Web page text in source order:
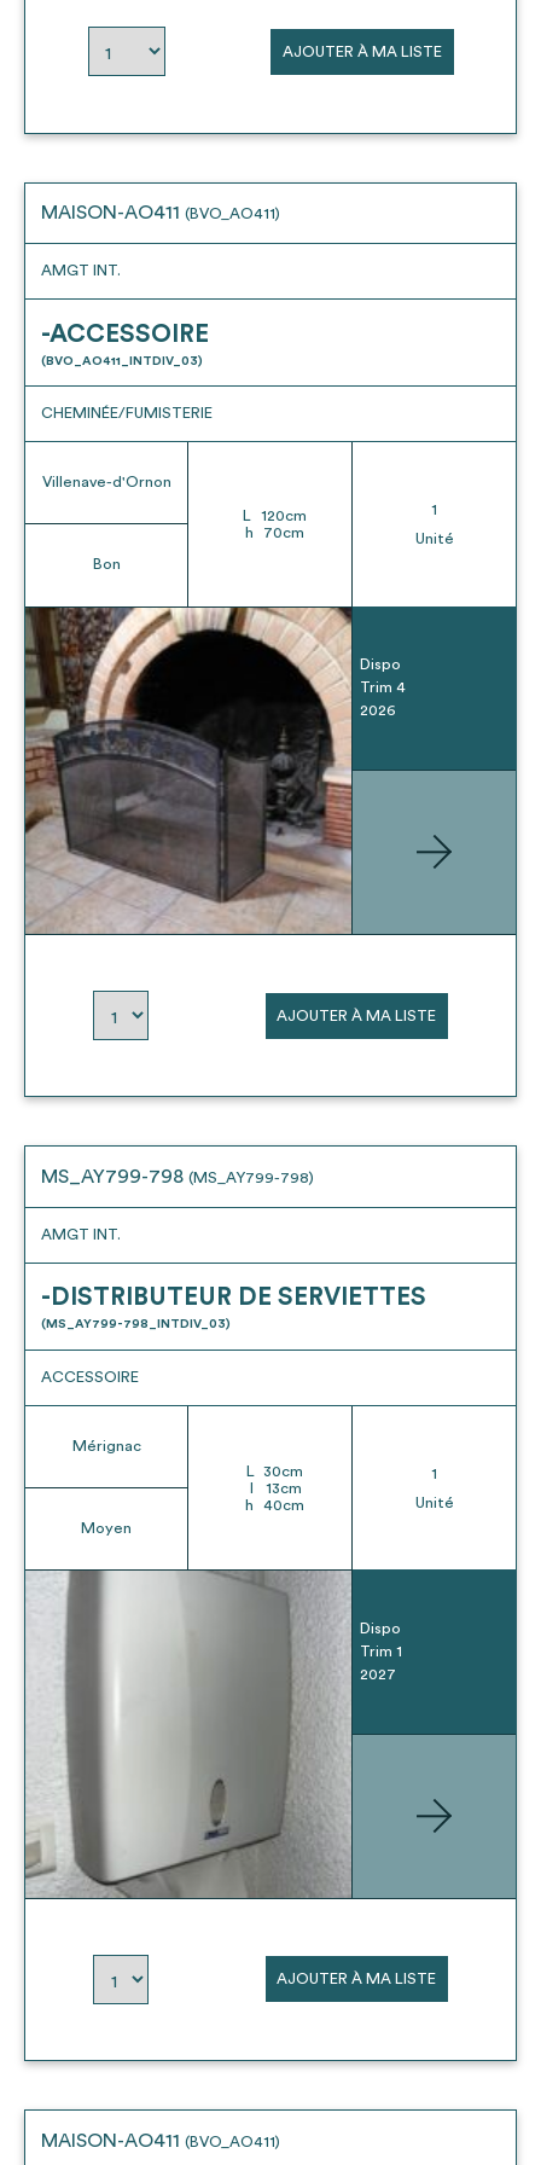
AJOUTER À MA LISTE
MAISON-AO411 (BVO_AO411)
AMGT INT.
-ACCESSOIRE
(BVO_AO411_INTDIV_03)
CHEMINÉE/FUMISTERIE
Villenave-d'Ornon
Bon
L 120cm
h
70cm
1
Unité
Dispo
Trim 4
2026
AJOUTER À MA LISTE
MS_AY799-798 (MS_AY799-798)
AMGT INT.
-DISTRIBUTEUR DE SERVIETTES
(MS_AY799-798_INTDIV_03)
ACCESSOIRE
Mérignac
Moyen
L 30cm
13cm
h
40cm
1
Unité
Dispo
Trim 1
2027
AJOUTER À MA LISTE
MAISON-AO411 (BVO_AO411)